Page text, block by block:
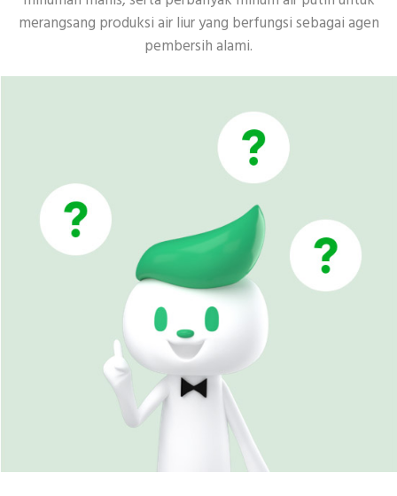
merangsang produksi air liur yang berfungsi sebagai agen
pembersih alami.